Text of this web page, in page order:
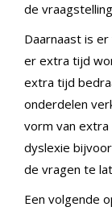
de
Daarnaast is
er extra tijd
extra tijd
onderdelen
vorm van
dyslexie
de vragen te
Een volgende